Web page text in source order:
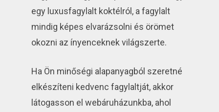
egy luxusfagylalt koktélról, a fagylalt
mindig képes elvarázsolni és örömet
okozni az ínyenceknek világszerte.
Ha Ön minőségi alapanyagból szeretné
elkészíteni kedvenc fagylaltját, akkor
látogasson el webáruházunkba, ahol